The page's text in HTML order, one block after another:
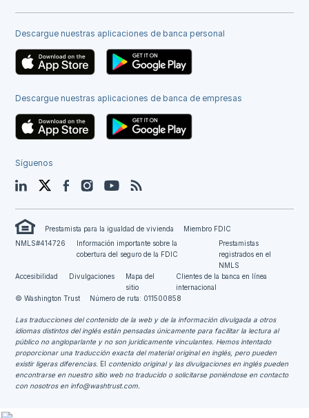
Descargue nuestras aplicaciones de banca personal
Descargue nuestras aplicaciones de banca de empresas
Síguenos
LinkedIn TwitterFacebookInstagramYouTube
Prestamista para la igualdad de vivienda
Miembro FDIC
NMLS#414726
Información importante sobre la
cobertura del seguro de la FDIC
Prestamistas
registrados en el
NMLS
Accesibilidad
Divulgaciones
Mapa del
sitio
Clientes de la banca en línea
internacional
© Washington Trust
Número de ruta: 011500858
Las traducciones del contenido de la web y de la información divulgada a otros
idiomas distintos del inglés están pensadas únicamente para facilitar la lectura al
público no angloparlante y no son jurídicamente vinculantes. Hemos intentado
proporcionar una traducción exacta del material original en inglés, pero pueden
existir ligeras diferencias. El contenido original y las divulgaciones en inglés pueden
encontrarse en nuestro sitio web no traducido o solicitarse poniéndose en contacto
con nosotros en info@washtrust.com.